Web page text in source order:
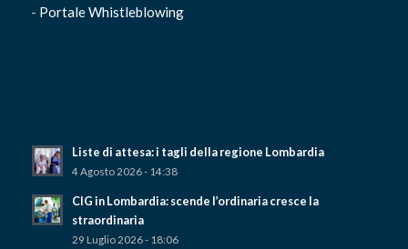
- Portale Whistleblowing
Liste di attesa: i tagli della regione Lombardia
4 Agosto 2026 - 14:38
CIG in Lombardia: scende l’ordinaria cresce la
straordinaria
29 Luglio 2026 - 18:06